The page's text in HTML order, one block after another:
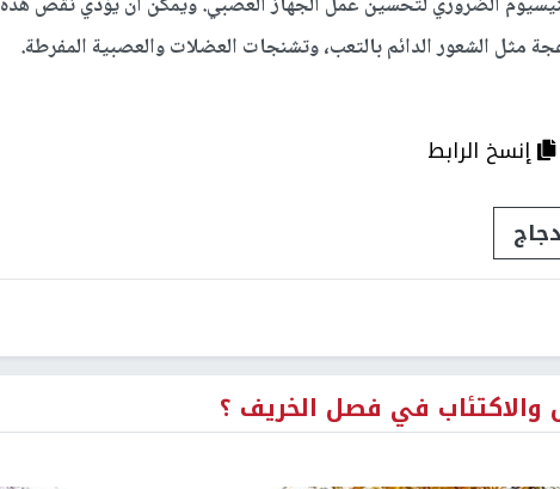
مثل الشعور الدائم بالتعب، وتشنجات العضلات والعصبية المفرطة.
إنسخ الرابط
والاكتئاب في فصل الخريف ؟